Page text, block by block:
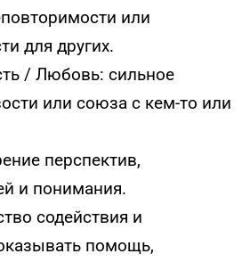
или
для других.
/ Любовь: сильное
или союза с кем-то или
перспектив,
и понимания.
содействия и
помощь,